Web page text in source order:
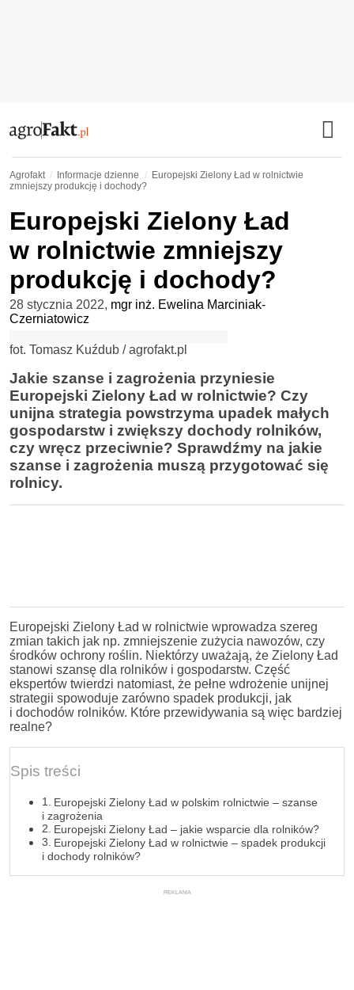
Agrofakt Informacje dzienne
Europejski Zielony Ład w rolnictwie
zmniejszy produkcję i dochody?
Europejski Zielony Ład
w rolnictwie zmniejszy
produkcję i dochody?
28 stycznia 2022, mgr inż. Ewelina Marciniak-
Czerniatowicz
fot. Tomasz Kuźdub / agrofakt.pl
Jakie szanse i zagrożenia przyniesie
Europejski Zielony Ład w rolnictwie? Czy
unijna strategia powstrzyma upadek małych
gospodarstw i zwiększy dochody rolników,
czy wręcz przeciwnie? Sprawdźmy na jakie
szanse i zagrożenia muszą przygotować się
rolnicy.
Europejski Zielony Ład w rolnictwie wprowadza szereg
zmian takich jak np. zmniejszenie zużycia nawozów, czy
środków ochrony roślin. Niektórzy uważają, że Zielony Ład
stanowi szansę dla rolników i gospodarstw. Część
ekspertów twierdzi natomiast, że pełne wdrożenie unijnej
strategii spowoduje zarówno spadek produkcji, jak
i dochodów rolników. Które przewidywania są więc bardziej
realne?
Spis treści
Europejski Zielony Ład w polskim rolnictwie – szanse
i zagrożenia
Europejski Zielony Ład – jakie wsparcie dla rolników?
Europejski Zielony Ład w rolnictwie – spadek produkcji
i dochody rolników?
REKLAMA